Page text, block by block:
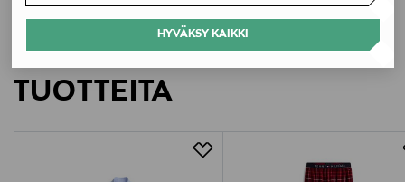
HYVÄKSY KAIKKI
Danzigerkade 165, 1013 AP Amsterdam, Netherlands
LISÄÄ KIINNOSTAVIA
TUOTTEITA